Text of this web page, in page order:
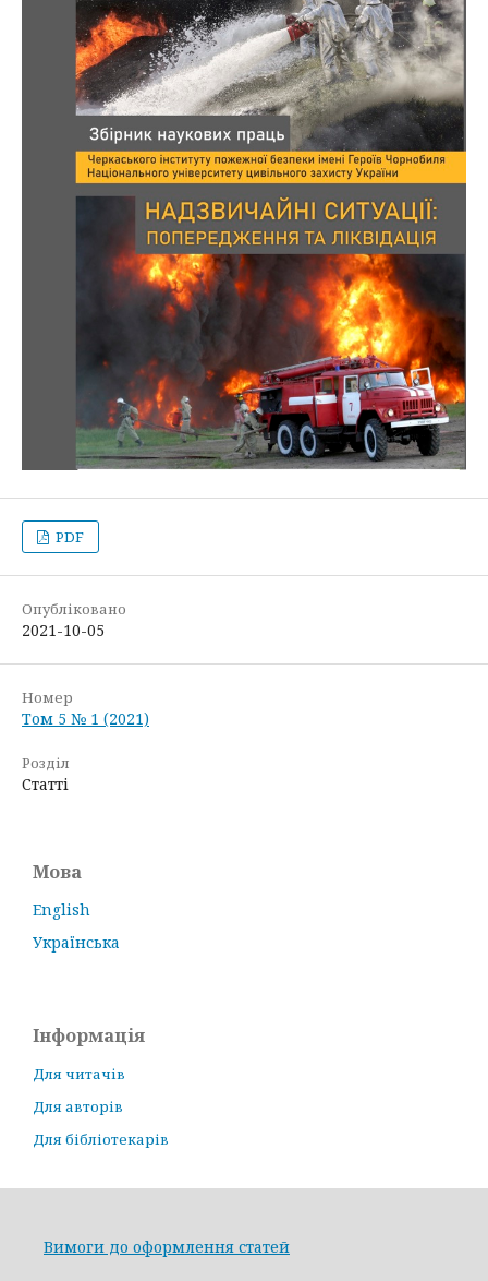
PDF
Опубліковано
2021-10-05
Номер
Том 5 № 1 (2021)
Розділ
Статті
Мова
English
Українська
Інформація
Для читачів
Для авторів
Для бібліотекарів
Вимоги до оформлення статей